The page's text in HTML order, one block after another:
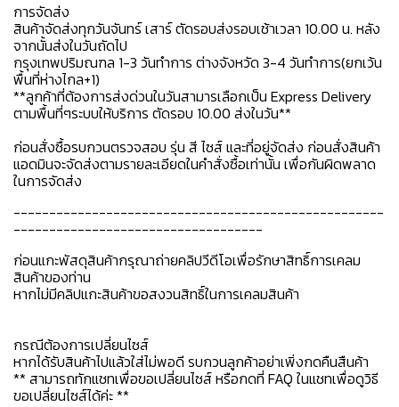
การจัดส่ง
สินค้าจัดส่งทุกวันจันทร์ เสาร์ ตัดรอบส่งรอบเช้าเวลา 10.00 น. หลัง
จากนั้นส่งในวันถัดไป
กรุงเทพปริมณฑล 1-3 วันทำการ ต่างจังหวัด 3-4 วันทำการ(ยกเว้น
พื้นที่ห่างไกล+1)
**ลูกค้าที่ต้องการส่งด่วนในวันสามารเลือกเป็น Express Delivery
ตามพื้นที่ๆระบบให้บริการ ตัดรอบ 10.00 ส่งในวัน**
ก่อนสั่งซื้อรบกวนตรวจสอบ รุ่น สี ไซส์ และที่อยู่จัดส่ง ก่อนสั่งสินค้า
แอดมินจะจัดส่งตามรายละเอียดในคำสั่งซื้อเท่านั้น เพื่อกันผิดพลาด
ในการจัดส่ง
----------------------------------------------------
-----------------------------------
ก่อนแกะพัสดุสินค้ากรุณาถ่ายคลิปวีดีโอเพื่อรักษาสิทธิ์การเคลม
สินค้าของท่าน
หากไม่มีคลิปแกะสินค้าขอสงวนสิทธิ์ในการเคลมสินค้า
กรณีต้องการเปลี่ยนไซส์
หากได้รับสินค้าไปแล้วใส่ไม่พอดี รบกวนลูกค้าอย่าเพิ่งกดคืนสืนค้า
** สามารถทักแชทเพื่อขอเปลี่ยนไซส์ หรือกดที่ FAQ ในแชทเพื่อดูวิธี
ขอเปลี่ยนไซส์ได้ค่ะ **